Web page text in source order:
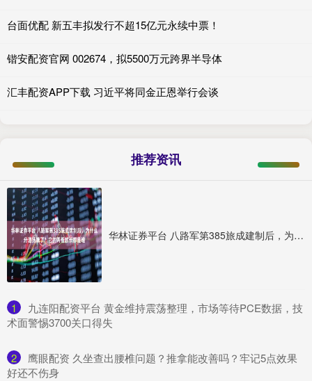
台面优配 新五丰拟发行不超15亿元永续中票！
锴安配资官网 002674，拟5500万元跨界半导体
汇丰配资APP下载 习近平将同金正恩举行会谈
推荐资讯
华林证券平台 八路军第385旅成建制后，为什么分道扬镳了？它的两任旅长都是谁
1
​九连阳配资平台 黄金维持震荡整理，市场等待PCE数据，技
术面警惕3700关口得失
2
​鹰眼配资 久坐查出腰椎问题？推拿能改善吗？牢记5点效果
好还不伤身